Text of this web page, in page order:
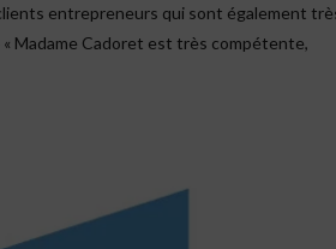
entrepreneurs qui sont également
Madame Cadoret est très compétente,